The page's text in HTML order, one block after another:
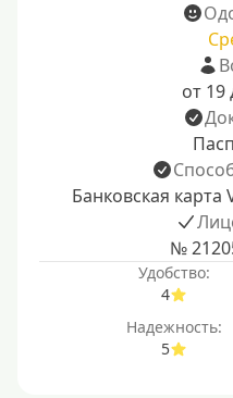
от 19
Банковская
№
Удобство:
4
Надежность:
5